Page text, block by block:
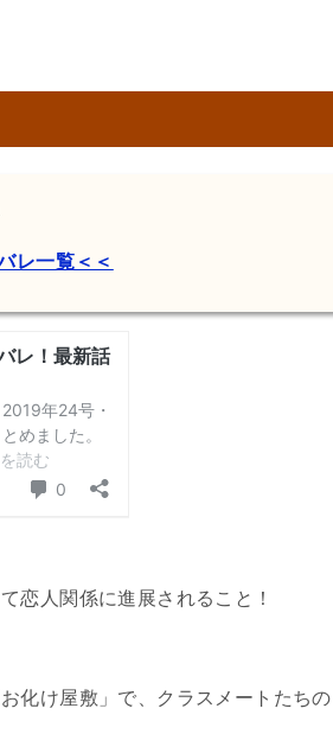
レ一覧＜＜
恋人関係に進展されること！
化け屋敷」で、クラスメートたちの